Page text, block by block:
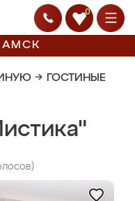
0
→ ГОСТИНЫЕ